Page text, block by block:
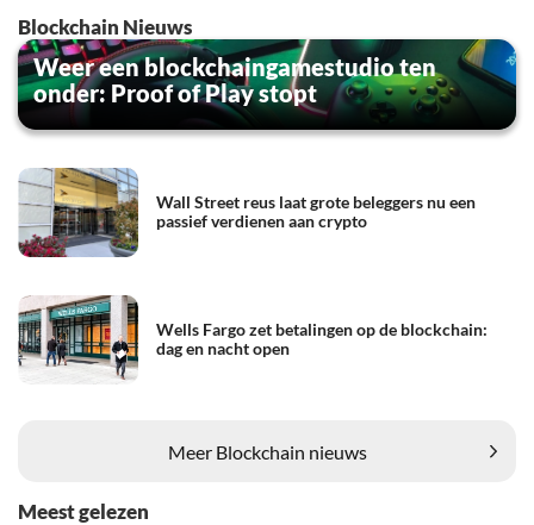
Blockchain Nieuws
Weer een blockchaingamestudio ten
onder: Proof of Play stopt
Wall Street reus laat grote beleggers nu een
passief verdienen aan crypto
Wells Fargo zet betalingen op de blockchain:
dag en nacht open
Meer Blockchain nieuws
Meest gelezen